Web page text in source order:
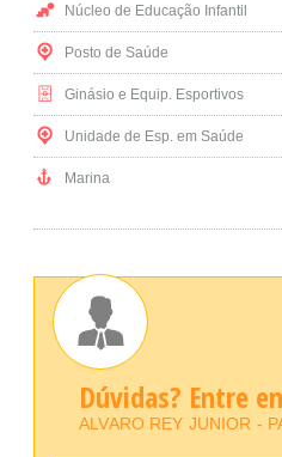
Núcleo de Educação Infantil
Posto de Saúde
Ginásio e Equip. Esportivos
Unidade de Esp. em Saúde
Marina
Dúvidas? Entre
ALVARO REY JUNIOR -